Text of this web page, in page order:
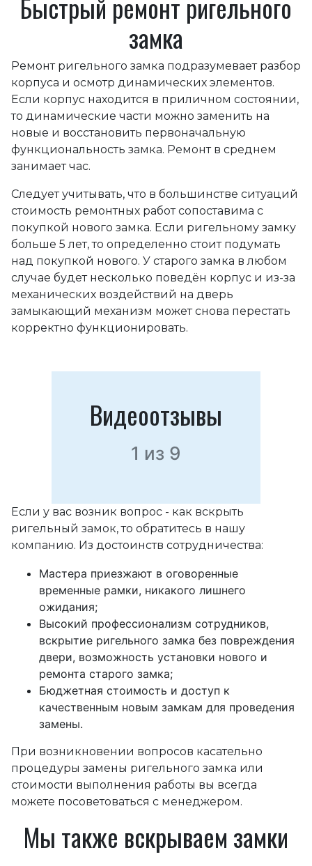
замка
Ремонт ригельного замка подразумевает разбор
корпуса и осмотр динамических элементов.
Если корпус находится в приличном состоянии,
то динамические части можно заменить на
новые и восстановить первоначальную
функциональность замка. Ремонт в среднем
занимает час.
Следует учитывать, что в большинстве ситуаций
стоимость ремонтных работ сопоставима с
покупкой нового замка. Если ригельному замку
больше 5 лет, то определенно стоит подумать
над покупкой нового. У старого замка в любом
случае будет несколько поведён корпус и из-за
механических воздействий на дверь
замыкающий механизм может снова перестать
корректно функционировать.
Видеоотзывы
1 из 9
Если у вас возник вопрос - как вскрыть
ригельный замок, то обратитесь в нашу
компанию. Из достоинств сотрудничества:
Мастера приезжают в оговоренные
временные рамки, никакого лишнего
ожидания;
Высокий профессионализм сотрудников,
вскрытие ригельного замка без повреждения
двери, возможность установки нового и
ремонта старого замка;
Бюджетная стоимость и доступ к
качественным новым замкам для проведения
замены.
При возникновении вопросов касательно
процедуры замены ригельного замка или
стоимости выполнения работы вы всегда
можете посоветоваться с менеджером.
Мы также вскрываем замки